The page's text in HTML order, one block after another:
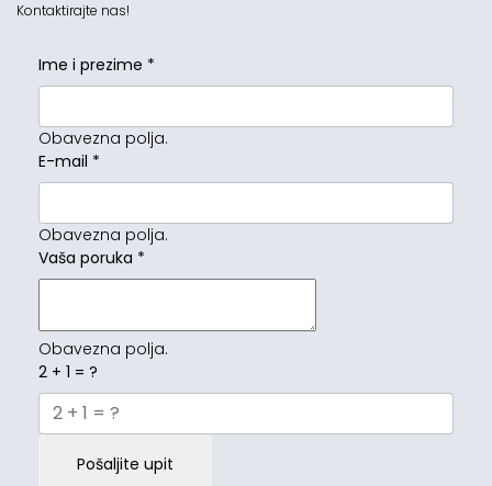
Kontaktirajte nas!
Ime i prezime *
Obavezna polja.
E-mail *
Obavezna polja.
Vaša poruka *
Obavezna polja.
2 + 1 = ?
Pošaljite upit